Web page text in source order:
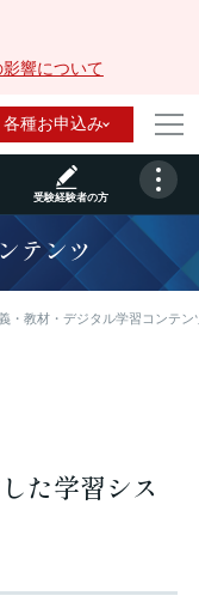
響について
各種お申込み
受験経験者の方
テンツ
・教材・デジタル学習コンテン
た学習シス